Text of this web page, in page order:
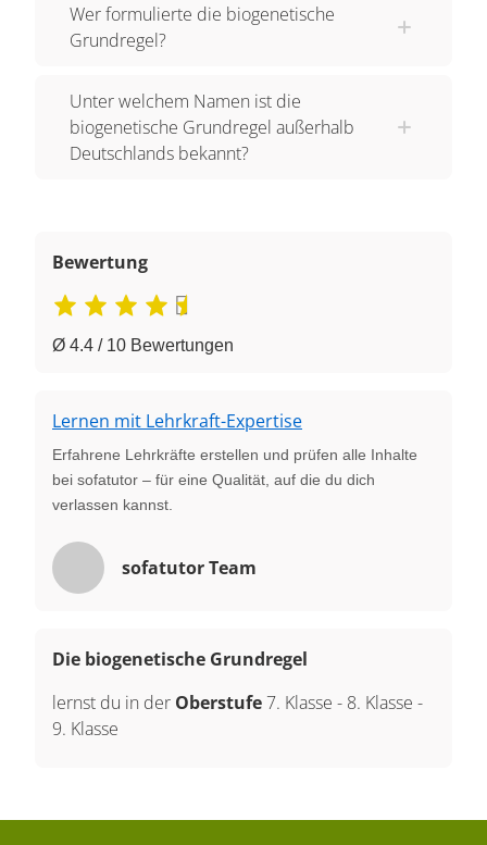
Wer formulierte die biogenetische
Grundregel?
Unter welchem Namen ist die
biogenetische Grundregel außerhalb
Deutschlands bekannt?
Bewertung
Ø 4.4 / 10 Bewertungen
Lernen mit Lehrkraft-Expertise
Erfahrene Lehrkräfte erstellen und prüfen alle Inhalte
bei sofatutor – für eine Qualität, auf die du dich
verlassen kannst.
sofatutor Team
Die biogenetische Grundregel
lernst du in der Oberstufe7. Klasse - 8. Klasse -
9. Klasse